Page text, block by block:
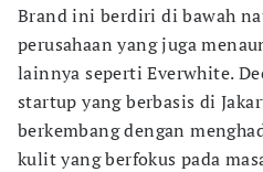
Brand ini berdiri di bawah
perusahaan yang juga
lainnya seperti Everwhite.
startup yang berbasis di
berkembang dengan
kulit yang berfokus pada